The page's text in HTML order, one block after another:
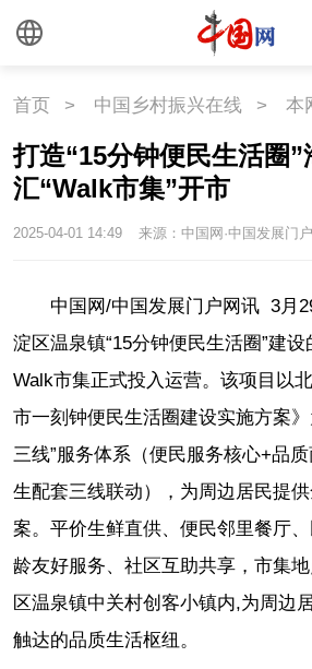
首页 > 中国乡村振兴在线 > 本
打造“15分钟便民生活圈”
汇“Walk市集”开市
2025-04-01 14:49 来源：中国网·中国发展门
中国网/中国发展门户网讯 3月
淀区温泉镇“15分钟便民生活圈”建
Walk市集正式投入运营。该项目以
市一刻钟便民生活圈建设实施方案
三线”服务体系（便民服务核心+品
生配套三线联动），为周边居民提
案。平价生鲜直供、便民邻里餐厅
龄友好服务、社区互助共享，市集
区温泉镇中关村创客小镇内,为周边
触达的品质生活枢纽。